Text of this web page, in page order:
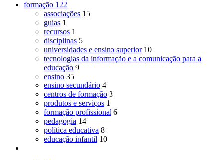
formação 122
associações 15
guias 1
recursos 1
disciplinas 5
universidades e ensino superior 10
tecnologias da informação e a comunicação para a
educação 9
ensino 35
ensino secundário 4
centros de formação 3
produtos e serviços 1
formação profissional 6
pedagogia 14
política educativa 8
educação infantil 10